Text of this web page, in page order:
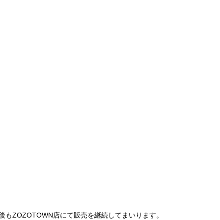
ZOZOTOWN店にて販売を継続してまいります。